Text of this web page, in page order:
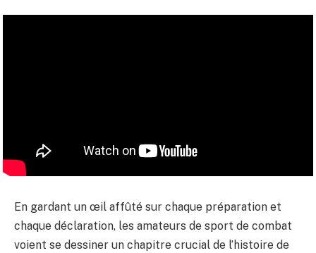
En gardant un œil affûté sur chaque préparation et
chaque déclaration, les amateurs de sport de combat
voient se dessiner un chapitre crucial de l’histoire de